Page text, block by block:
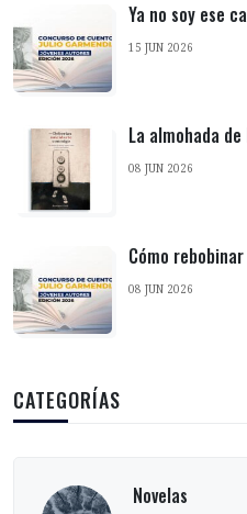
Ya no soy ese
15 JUN 2026
La almohada
08 JUN 2026
Cómo
08 JUN 2026
CATEGORÍAS
‎ Novelas